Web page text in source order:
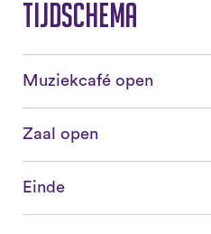
Tijdschema
Muziekcafé open
Zaal open
Einde